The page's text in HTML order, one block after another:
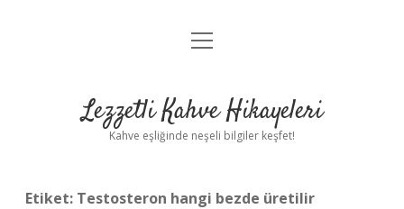
Anasayfa
Yasal Uyarı
menüyü
Lezzetli Kahve Hikayeleri
Kahve eşliğinde neşeli bilgiler keşfet!
Etiket: Testosteron hangi bezde üretilir